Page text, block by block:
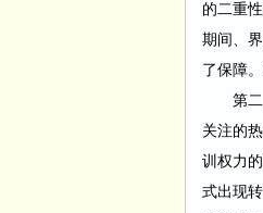
的二重
期间、
了保障
第
关注的
训权力
式出现